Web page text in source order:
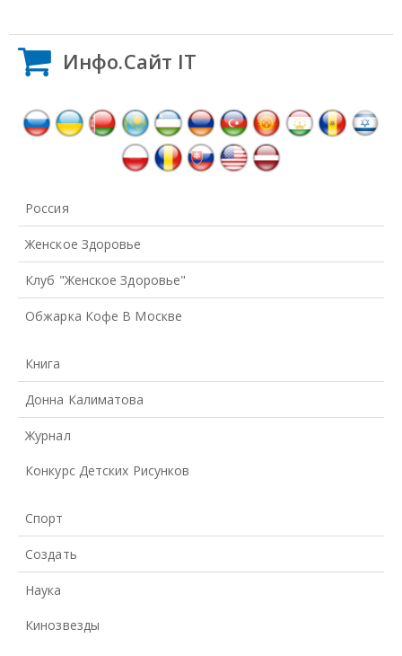
Инфо.Сайт IT
Россия
Женское Здоровье
Клуб "Женское Здоровье"
Обжарка Кофе В Москве
Книга
Донна Калиматова
Журнал
Конкурс Детских Рисунков
Спорт
Создать
Наука
Кинозвезды